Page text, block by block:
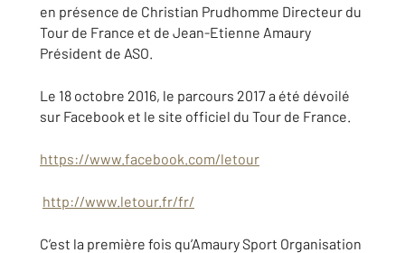
en présence de Christian Prudhomme Directeur du
Tour de France et de Jean-Etienne Amaury
Président de ASO.
Le 18 octobre 2016, le parcours 2017 a été dévoilé
sur Facebook et le site officiel du Tour de France.
https://www.facebook.com/letour
http://www.letour.fr/fr/
C’est la première fois qu’Amaury Sport Organisation